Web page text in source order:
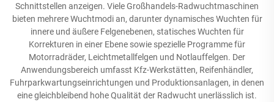
Schnittstellen anzeigen. Viele Großhandels-Radwuchtmaschinen
bieten mehrere Wuchtmodi an, darunter dynamisches Wuchten für
innere und äußere Felgenebenen, statisches Wuchten für
Korrekturen in einer Ebene sowie spezielle Programme für
Motorradräder, Leichtmetallfelgen und Notlauffelgen. Der
Anwendungsbereich umfasst Kfz-Werkstätten, Reifenhändler,
Fuhrparkwartungseinrichtungen und Produktionsanlagen, in denen
eine gleichbleibend hohe Qualität der Radwucht unerlässlich ist.